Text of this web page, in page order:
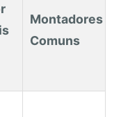
Montadores
Comuns